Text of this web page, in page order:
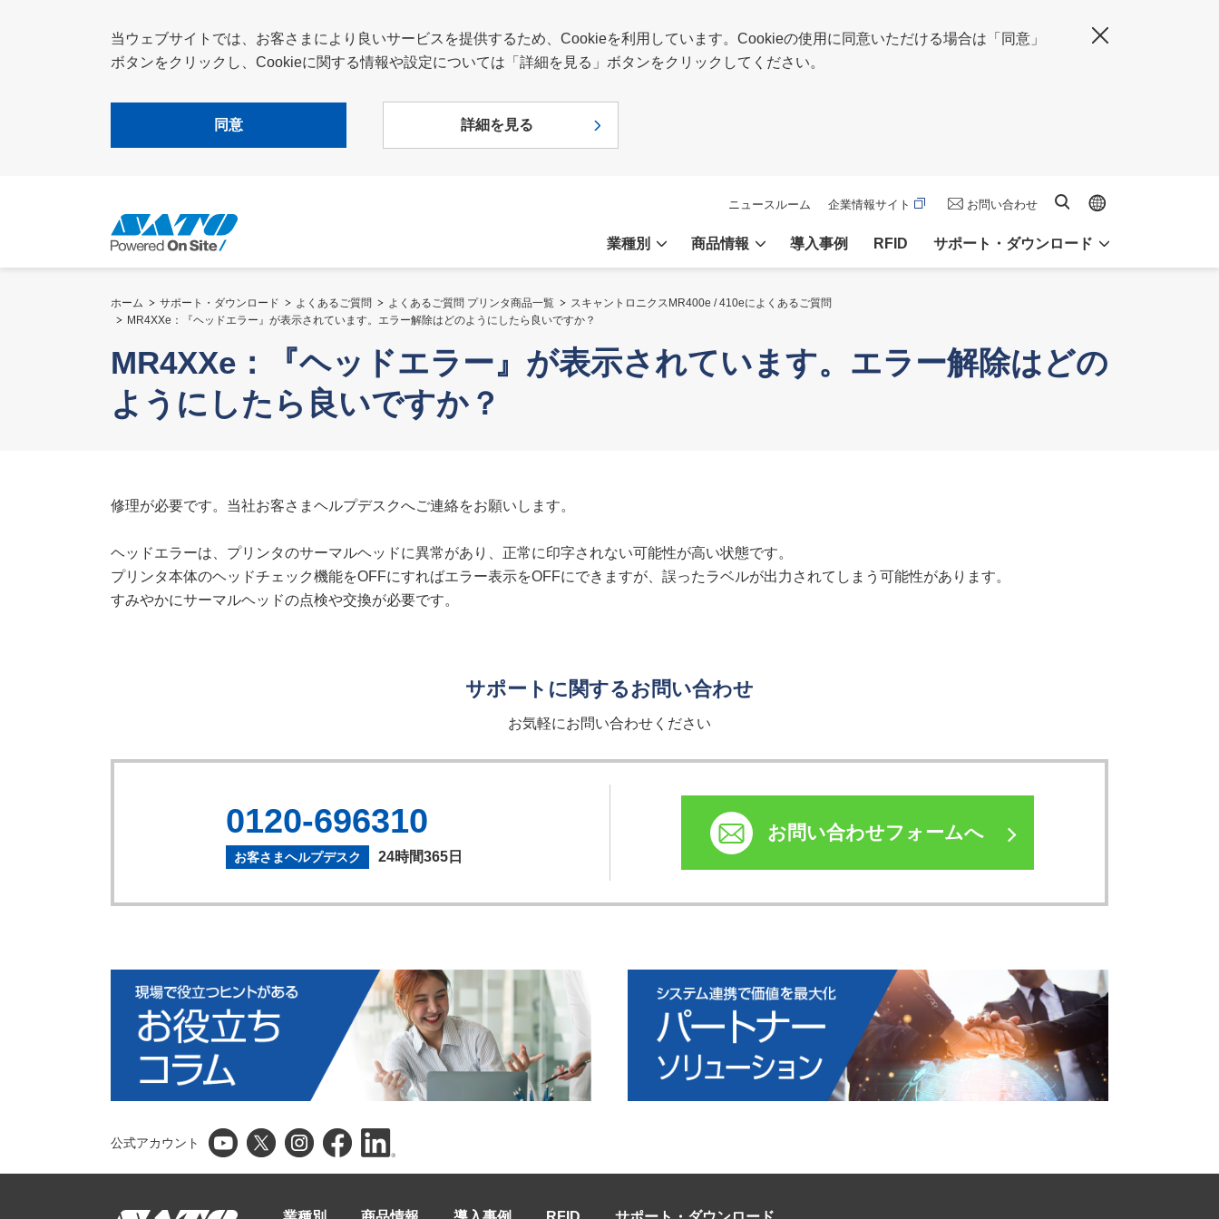
当ウェブサイトでは、お客さまにより良いサービスを提供するため、Cookieを利用しています。Cookieの使用に同意いただける場合は「同意」
ボタンをクリックし、Cookieに関する情報や設定については「詳細を見る」ボタンをクリックしてください。
同意 詳細を見る
業種別 商品情報 導入事例 RFID サポート・ダウンロード
ニュースルーム 企業情報サイト お問い合わせ サイト内検索
ホーム サポート・ダウンロード よくあるご質問 よくあるご質問 プリンタ商品一覧
スキャントロニクスMR400e / 410eによくあるご質問
MR4XXe：『ヘッドエラー』が表示されています。エラー解除はどのようにしたら良いですか？
MR4XXe：『ヘッドエラー』が表示されています。エラー解除はどの
ようにしたら良いですか？
修理が必要です。当社お客さまヘルプデスクへご連絡をお願いします。
ヘッドエラーは、プリンタのサーマルヘッドに異常があり、正常に印字されない可能性が高い状態です。
プリンタ本体のヘッドチェック機能をOFFにすればエラー表示をOFFにできますが、誤ったラベルが出力されてしまう可能性があります。
すみやかにサーマルヘッドの点検や交換が必要です。
サポートに関するお問い合わせ
お気軽にお問い合わせください
0120-696310
お客さまヘルプデスク 24時間365日
お問い合わせフォームへ
公式アカウント